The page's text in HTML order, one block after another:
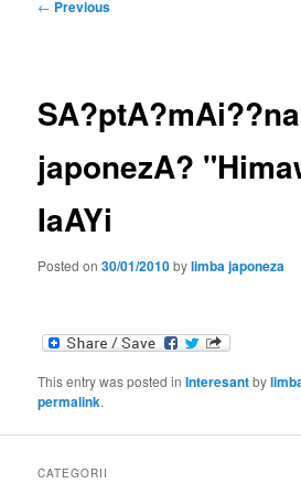
← Previous
SA?ptA?mAi??na
japonezA?
IaAYi
Posted on30/01/2010bylimba japoneza
This entry was posted inInteresantby
permalink.
CATEGORII